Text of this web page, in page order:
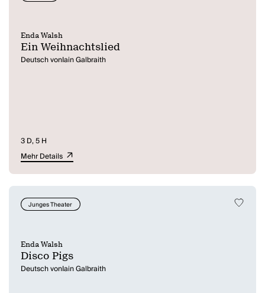
Enda Walsh
Ein Weihnachtslied
Deutsch vonIain Galbraith
3 D, 5 H
Mehr Details
Junges Theater
Enda Walsh
Disco Pigs
Deutsch vonIain Galbraith